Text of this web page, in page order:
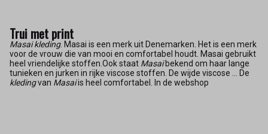
Trui met print
Masai kleding. Masai is een merk uit Denemarken. Het is een merk
voor de vrouw die van mooi en comfortabel houdt. Masai gebruikt
heel vriendelijke stoffen.Ook staat Masaibekend om haar lange
tunieken en jurken in rijke viscose stoffen. De wijde viscose ... De
kledingvan Masaiis heel comfortabel. In de webshop